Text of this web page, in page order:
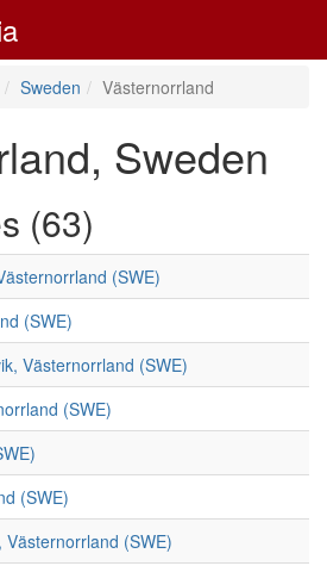
Sweden Västernorrland
Sweden
(63)
(SWE)
(SWE)
Västernorrland (SWE)
(SWE)
(SWE)
(SWE)